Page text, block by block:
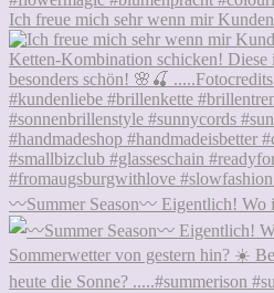
Ich freue mich sehr wenn mir
〰️Summer Season〰️ Eigentlich! Wo